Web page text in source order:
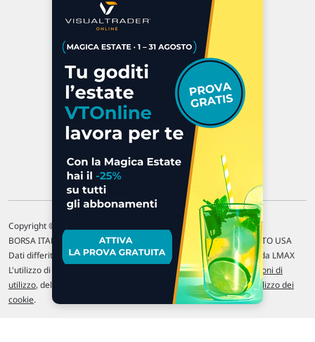
Via Macanno, 38/A
P.IVA 02 452 460 401
Chi siamo
Commenti e segnalazioni
Contattaci
Copyright © 1996-2026 Traderlink Italia s.r.l.
BORSA ITALIANA Quotazioni di borsa differite di 15 min. / MERCATO USA
Dati differiti di 15 min. (fonte Intrinio) / FOREX Quotazioni fornite da LMAX
L'utilizzo di questo sito implica l'accettazione delle nostreCondizioni di
utilizzo, del Politiche sulla privacye dell'Utilizzo dei
cookie.